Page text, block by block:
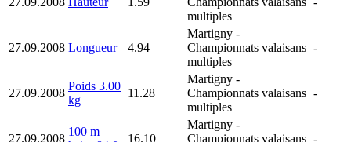
multiples
27.09.2008 Longueur 4.94
Martigny -
Championnats valaisans
multiples
-
27.09.2008
Poids 3.00
kg
11.28
Martigny -
Championnats valaisans
multiples
-
27.09.2008
100 m
16.10
Martigny -
Championnats valaisans -